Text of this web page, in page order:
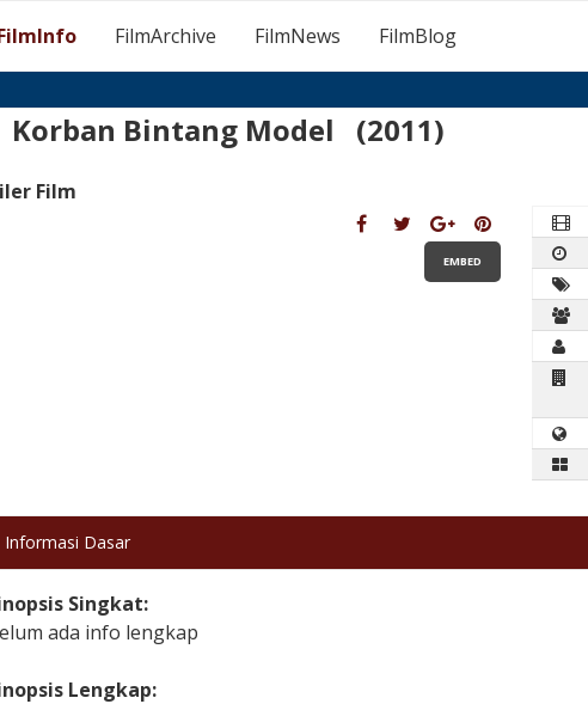
FilmArchive FilmNews FilmBlog
Korban Bintang Model (2011)
Film
EMBED
Informasi Dasar
Singkat:
ada info lengkap
Lengkap: